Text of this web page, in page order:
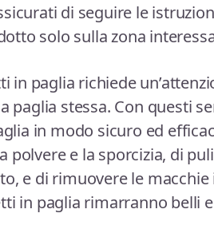
di seguire le
solo sulla zona
in paglia richiede
paglia stessa. Con questi
in modo sicuro ed
polvere e la sporcizia, di
e di rimuovere le
in paglia rimarranno belli